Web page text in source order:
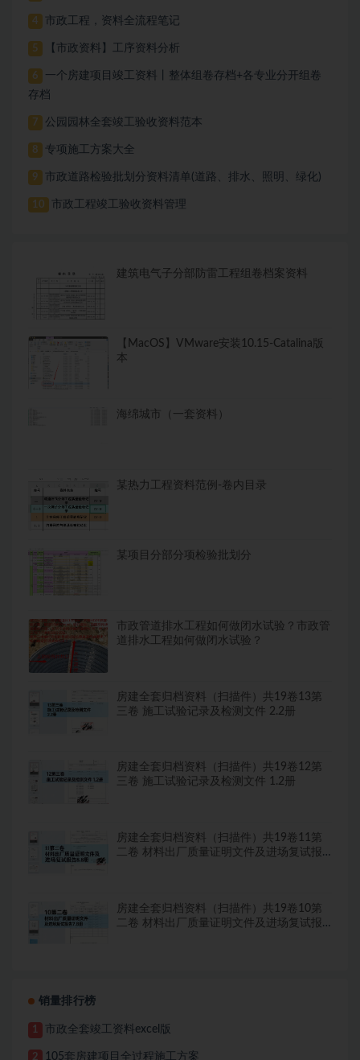
4 市政工程，资料全流程笔记
5 【市政资料】工序资料分析
6
一个房建项目竣工资料丨整体组卷存档+各专业分开组卷
存档
7 公园园林全套竣工验收资料范本
8 专项施工方案大全
9 市政道路检验批划分资料清单(道路、排水、照明、绿化)
10 市政工程竣工验收资料管理
建筑电气子分部防雷工程组卷档案资料
【MacOS】VMware安装10.15-Catalina版
本
海绵城市（一套资料）
某热力工程资料范例-卷内目录
某项目分部分项检验批划分
市政管道排水工程如何做闭水试验？市政管
道排水工程如何做闭水试验？
房建全套归档资料（扫描件）共19卷13第
三卷 施工试验记录及检测文件 2.2册
房建全套归档资料（扫描件）共19卷12第
三卷 施工试验记录及检测文件 1.2册
房建全套归档资料（扫描件）共19卷11第
二卷 材料出厂质量证明文件及进场复试报
房建全套归档资料（扫描件）共19卷10第
二卷 材料出厂质量证明文件及进场复试报
销量排行榜
1 市政全套竣工资料excel版
2 105套房建项目全过程施工方案